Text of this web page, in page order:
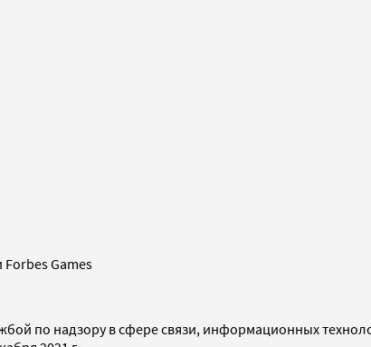
Forbes Games
по надзору в сфере связи, информационных